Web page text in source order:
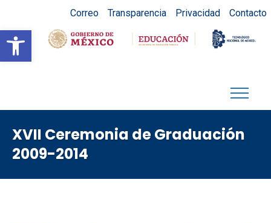
Abrir barra de herramientas
Correo Transparencia Privacidad Contacto
XVII Ceremonia de Graduación
2009-2014